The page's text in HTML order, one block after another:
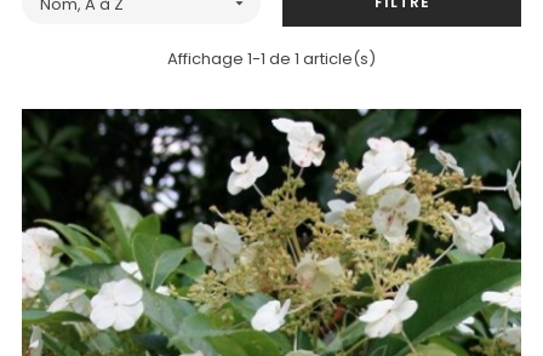
Affichage 1-1 de 1 article(s)